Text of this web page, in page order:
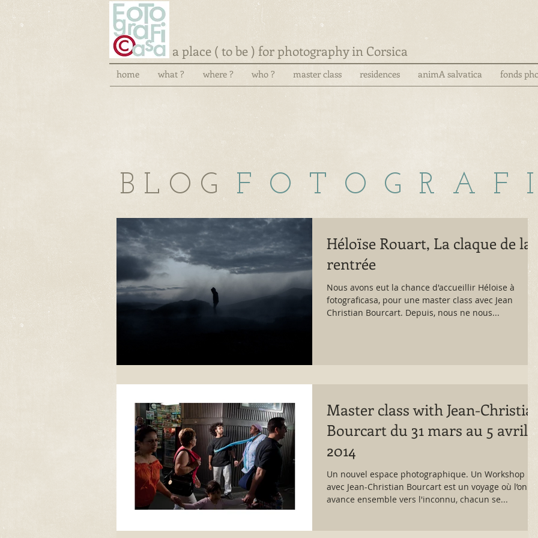
a place ( to be ) for photography in Corsica
home what ? where ? who ? master class residences animA salvatica fonds
F O T O G R A F I
B L O G
Héloïse Rouart, La claque de la
rentrée
Nous avons eut la chance d'accueillir Héloise à
fotograficasa, pour une master class avec Jean
Christian Bourcart. Depuis, nous ne nous...
Master class with Jean-
Bourcart du 31 mars au 5 avril
2014
Un nouvel espace photographique. Un Workshop
avec Jean-Christian Bourcart est un voyage où l’on
avance ensemble vers l'inconnu, chacun se...